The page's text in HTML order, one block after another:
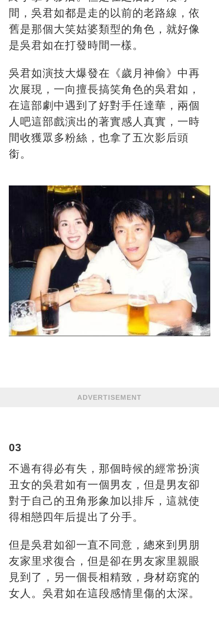
間，吳君如都是走的以前的老路線，依
舊是那個大笑姑婆類型的角色，就好像
是吳君如在打發時間一樣。
吳君如演技大爆發在《歲月神偷》中再
次展現，一向擅長搞笑角色的吳君如，
在這部劇中遇到了好對手任達華，兩個
人吧這部戲演出的著實感人真實，一時
間收獲眾多粉絲，也拿了五次影后頭
銜。
ADVERTISEMENT
03
不過有得必有失，那個時候的經常扮演
丑女的吳君如有一個男友，但是男友卻
對于自己的丑角形象加以排斥，這就使
得相戀四年后提出了分手。
但是吳君如卻一直不同意，總來到男朋
友家里求復合，但是卻在男友家里親眼
見到了，另一個長相精致，身材窈窕的
女人。吳君如在這段感情里傷的太深。